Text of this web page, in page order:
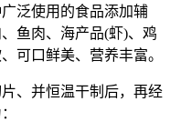
泛使用的食品添加辅
鱼肉、海产品(虾)、鸡
可口鲜美、营养丰富。
、并恒温干制后，再经